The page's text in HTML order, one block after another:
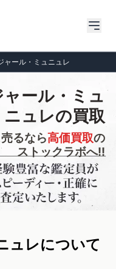
ャール・ミュニュレ
ール・ミュ
ニュレの買取
売るなら高価買取の
ストックラボへ!!
ュレについて